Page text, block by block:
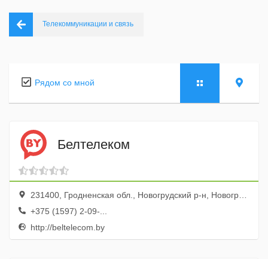
Телекоммуникации и связь
Рядом со мной
Белтелеком
231400, Гродненская обл., Новогрудский р-н, Новогрудок г., ул. Ленина, 3
+375 (1597) 2-09-...
http://beltelecom.by